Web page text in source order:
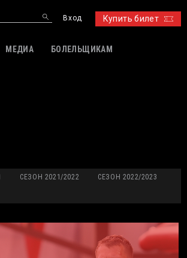
Купить билет
Вход
МЕДИА БОЛЕЛЬЩИКАМ
СЕЗОН 2021/2022 СЕЗОН 2022/2023